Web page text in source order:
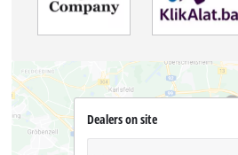
Dealers on site